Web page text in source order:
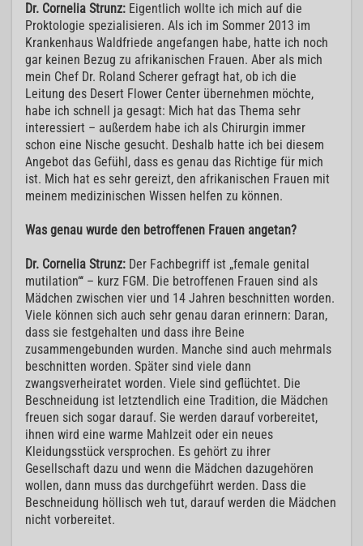
Dr. Cornelia Strunz: Eigentlich wollte ich mich auf die
Proktologie spezialisieren. Als ich im Sommer 2013 im
Krankenhaus Waldfriede angefangen habe, hatte ich noch
gar keinen Bezug zu afrikanischen Frauen. Aber als mich
mein Chef Dr. Roland Scherer gefragt hat, ob ich die
Leitung des Desert Flower Center übernehmen möchte,
habe ich schnell ja gesagt: Mich hat das Thema sehr
interessiert – außerdem habe ich als Chirurgin immer
schon eine Nische gesucht. Deshalb hatte ich bei diesem
Angebot das Gefühl, dass es genau das Richtige für mich
ist. Mich hat es sehr gereizt, den afrikanischen Frauen mit
meinem medizinischen Wissen helfen zu können.
Was genau wurde den betroffenen Frauen angetan?
Dr. Cornelia Strunz: Der Fachbegriff ist „female genital
mutilation“‘ – kurz FGM. Die betroffenen Frauen sind als
Mädchen zwischen vier und 14 Jahren beschnitten worden.
Viele können sich auch sehr genau daran erinnern: Daran,
dass sie festgehalten und dass ihre Beine
zusammengebunden wurden. Manche sind auch mehrmals
beschnitten worden. Später sind viele dann
zwangsverheiratet worden. Viele sind geflüchtet. Die
Beschneidung ist letztendlich eine Tradition, die Mädchen
freuen sich sogar darauf. Sie werden darauf vorbereitet,
ihnen wird eine warme Mahlzeit oder ein neues
Kleidungsstück versprochen. Es gehört zu ihrer
Gesellschaft dazu und wenn die Mädchen dazugehören
wollen, dann muss das durchgeführt werden. Dass die
Beschneidung höllisch weh tut, darauf werden die Mädchen
nicht vorbereitet.